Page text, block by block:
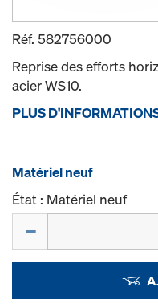
Réf. 582756000
Reprise des efforts
acier WS10.
PLUS
Matériel neuf
État : Matériel neuf